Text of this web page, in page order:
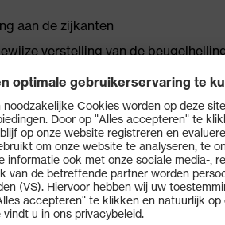
aan de zijkanten
verstelling van de
van de bril mogelijk, zodat een
is
veilige steun zonder
aan en zorgt voor slipvrije en
en EN 172